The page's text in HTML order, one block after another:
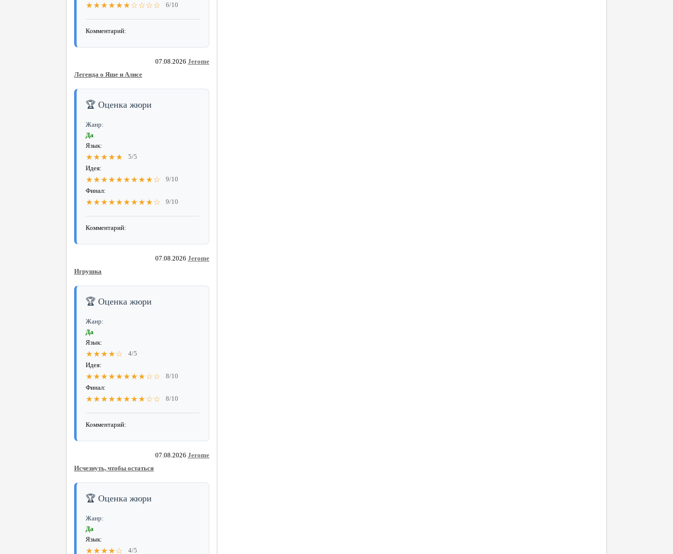
★★★★★★☆☆☆☆ 6/10
Комментарий:
07.08.2026 Jerome
Легенда о Яше и Алисе
🏆 Оценка жюри
Жанр:
Да
Язык:
★★★★★
5/5
Идея:
★★★★★★★★★☆
9/10
Финал:
★★★★★★★★★☆ 9/10
Комментарий:
07.08.2026 Jerome
Игрушка
🏆 Оценка жюри
Жанр:
Да
Язык:
★★★★☆
4/5
Идея:
★★★★★★★★☆☆
8/10
Финал:
★★★★★★★★☆☆ 8/10
Комментарий:
07.08.2026 Jerome
Исчезнуть, чтобы остаться
🏆 Оценка жюри
Жанр:
Да
Язык:
★★★★☆ 4/5